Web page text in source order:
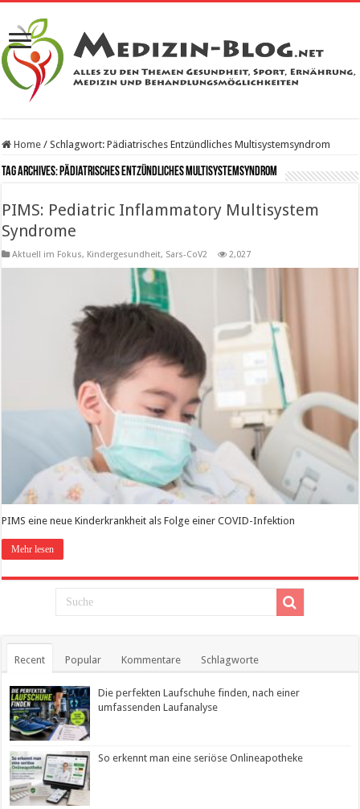
Home / Schlagwort:Pädiatrisches Entzündliches Multisystemsyndrom
Tag Archives:Pädiatrisches Entzündliches Multisystemsyndrom
PIMS: Pediatric Inflammatory Multisystem
Syndrome
Aktuell im Fokus, Kindergesundheit, Sars-CoV2 2,027
PIMS eine neue Kinderkrankheit als Folge einer COVID-Infektion
Mehr lesen
Recent Popular Kommentare Schlagworte
Die perfekten Laufschuhe finden, nach einer
umfassenden Laufanalyse
So erkennt man eine seriöse Onlineapotheke